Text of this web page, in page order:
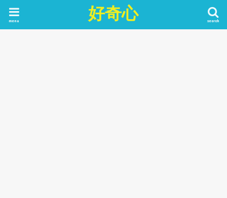
好奇心 search
menu